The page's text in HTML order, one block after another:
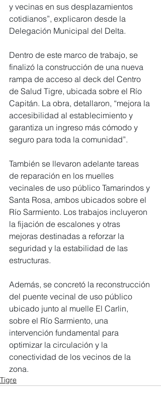
y vecinas en sus desplazamientos
cotidianos”, explicaron desde la
Delegación Municipal del Delta.
Dentro de este marco de trabajo, se
finalizó la construcción de una nueva
rampa de acceso al deck del Centro
de Salud Tigre, ubicada sobre el Río
Capitán. La obra, detallaron, “mejora la
accesibilidad al establecimiento y
garantiza un ingreso más cómodo y
seguro para toda la comunidad”.
También se llevaron adelante tareas
de reparación en los muelles
vecinales de uso público Tamarindos y
Santa Rosa, ambos ubicados sobre el
Río Sarmiento. Los trabajos incluyeron
la fijación de escalones y otras
mejoras destinadas a reforzar la
seguridad y la estabilidad de las
estructuras.
Además, se concretó la reconstrucción
del puente vecinal de uso público
ubicado junto al muelle El Carlin,
sobre el Río Sarmiento, una
intervención fundamental para
optimizar la circulación y la
conectividad de los vecinos de la
zona.
Tigre